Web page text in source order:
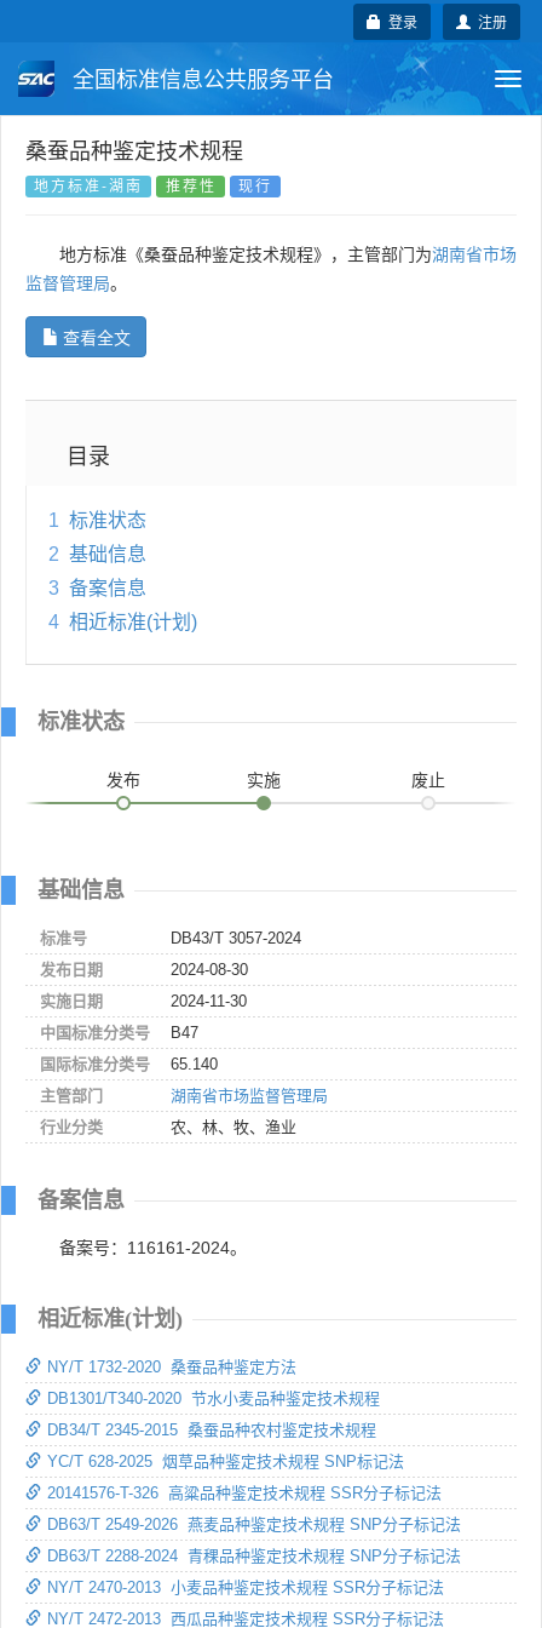
注册
登录
全国标准信息公共服务平台
国家标准 行业标准
国外标准 技术委员会
桑蚕品种鉴定技术规程
地方标准-湖南 推荐性 现行
地方标准《桑蚕品种鉴定技术规程》，主管部门为湖南省市场
监督管理局。
查看全文
目录
1 标准状态
2 基础信息
3 备案信息
4 相近标准(计划)
标准状态
发布 实施 废止
基础信息
标准号
DB43/T 3057-2024
发布日期
2024-08-30
实施日期
2024-11-30
中国标准分类号
B47
国际标准分类号
65.140
主管部门
湖南省市场监督管理局
行业分类
农、林、牧、渔业
备案信息
备案号：116161-2024。
相近标准(计划)
NY/T 1732-2020 桑蚕品种鉴定方法
DB1301/T340-2020 节水小麦品种鉴定技术规程
DB34/T 2345-2015 桑蚕品种农村鉴定技术规程
YC/T 628-2025 烟草品种鉴定技术规程 SNP标记法
20141576-T-326 高粱品种鉴定技术规程 SSR分子标记法
DB63/T 2549-2026 燕麦品种鉴定技术规程 SNP分子标记法
DB63/T 2288-2024 青稞品种鉴定技术规程 SNP分子标记法
NY/T 2470-2013 小麦品种鉴定技术规程 SSR分子标记法
NY/T 2472-2013 西瓜品种鉴定技术规程 SSR分子标记法